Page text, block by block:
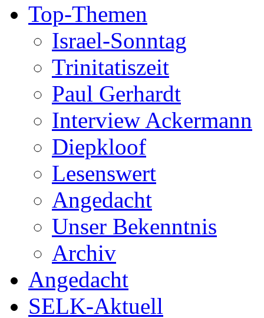
Top-Themen
Israel-Sonntag
Trinitatiszeit
Paul Gerhardt
Interview Ackermann
Diepkloof
Lesenswert
Angedacht
Unser Bekenntnis
Archiv
Angedacht
SELK-Aktuell